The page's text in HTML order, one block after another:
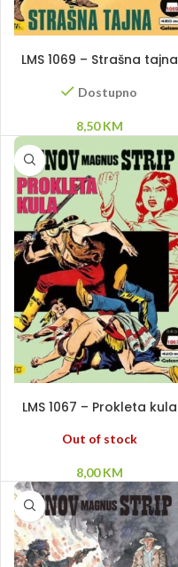
LMS 1069 – Strašna tajna
Dostupno
8,50KM
LMS 1067 – Prokleta kula
Out of stock
8,00KM